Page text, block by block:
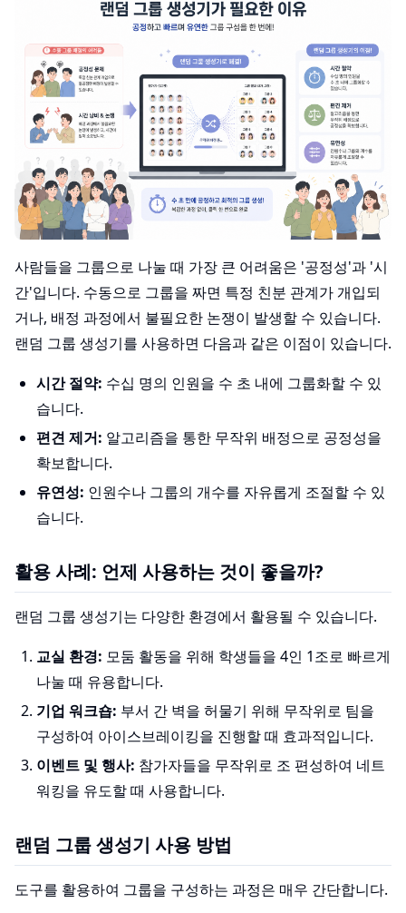
사람들을 그룹으로 나눌 때 가장 큰 어려움은 '공정성'과 '시
간'입니다. 수동으로 그룹을 짜면 특정 친분 관계가 개입되
거나, 배정 과정에서 불필요한 논쟁이 발생할 수 있습니다.
랜덤 그룹 생성기를 사용하면 다음과 같은 이점이 있습니다.
시간 절약: 수십 명의 인원을 수 초 내에 그룹화할 수 있
습니다.
편견 제거: 알고리즘을 통한 무작위 배정으로 공정성을
확보합니다.
유연성: 인원수나 그룹의 개수를 자유롭게 조절할 수 있
습니다.
활용 사례: 언제 사용하는 것이 좋을까?
랜덤 그룹 생성기는 다양한 환경에서 활용될 수 있습니다.
교실 환경: 모둠 활동을 위해 학생들을 4인 1조로 빠르게
나눌 때 유용합니다.
기업 워크숍: 부서 간 벽을 허물기 위해 무작위로 팀을
구성하여 아이스브레이킹을 진행할 때 효과적입니다.
이벤트 및 행사: 참가자들을 무작위로 조 편성하여 네트
워킹을 유도할 때 사용합니다.
랜덤 그룹 생성기 사용 방법
도구를 활용하여 그룹을 구성하는 과정은 매우 간단합니다.